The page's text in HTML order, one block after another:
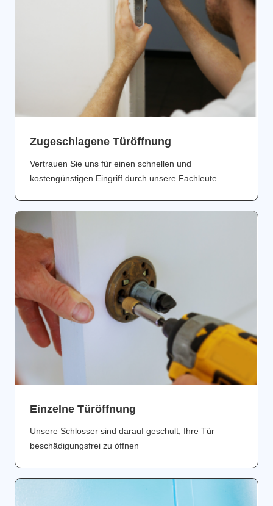
Zugeschlagene Türöffnung
Vertrauen Sie uns für einen schnellen und
kostengünstigen Eingriff durch unsere Fachleute
Einzelne Türöffnung
Unsere Schlosser sind darauf geschult, Ihre Tür
beschädigungsfrei zu öffnen